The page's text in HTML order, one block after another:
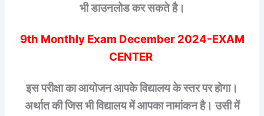
भी डाउनलोड कर सकते है।
9th Monthly Exam December 2024-EXAM
CENTER
इस परीक्षा का आयोजन आपके विद्यालय के स्तर पर होगा।
अर्थात की जिस भी विद्यालय में आपका नामांकन है। उसी में